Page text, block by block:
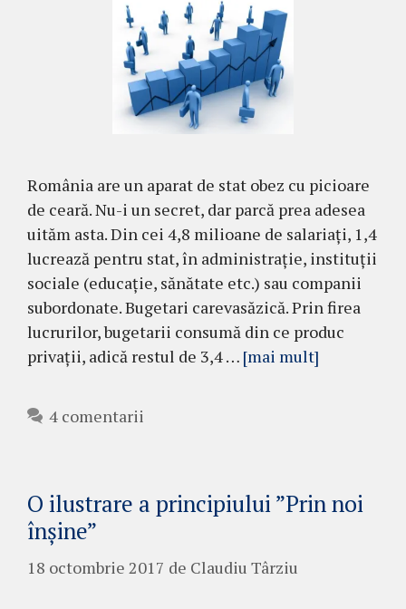
România are un aparat de stat obez cu picioare
de ceară. Nu-i un secret, dar parcă prea adesea
uităm asta. Din cei 4,8 milioane de salariați, 1,4
lucrează pentru stat, în administrație, instituții
sociale (educație, sănătate etc.) sau companii
subordonate. Bugetari carevasăzică. Prin firea
lucrurilor, bugetarii consumă din ce produc
privații, adică restul de 3,4 … [mai mult]
4 comentarii
O ilustrare a principiului ”Prin noi
înșine”
18 octombrie 2017 de Claudiu Târziu